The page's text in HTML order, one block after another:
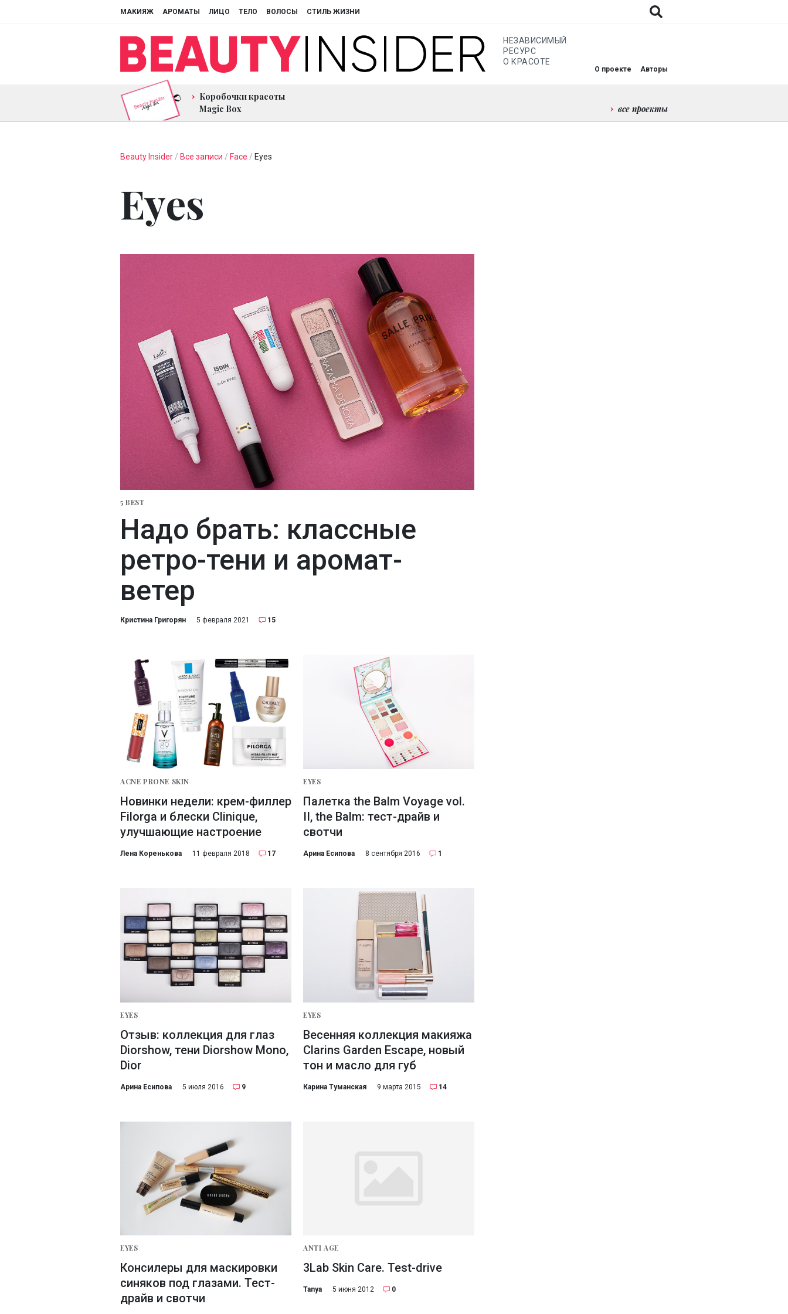
МАКИЯЖ АРОМАТЫ ЛИЦО ТЕЛО ВОЛОСЫ СТИЛЬ ЖИЗНИ
НЕЗАВИСИМЫЙ
РЕСУРС
О КРАСОТЕ
О проекте Авторы
Коробочки красоты
Magic Box
все проекты
Beauty Insider / Все записи / Face / Eyes
Eyes
5 BEST
Надо брать: классные
ретро-тени и аромат-
ветер
Кристина Григорян 5 февраля 2021 15
ACNE PRONE SKIN
Новинки недели: крем-филлер
Filorga и блески Clinique,
улучшающие настроение
Лена Коренькова 11 февраля 2018 17
EYES
Палетка the Balm Voyage vol.
II, the Balm: тест-драйв и
свотчи
Арина Есипова 8 сентября 2016 1
EYES
Отзыв: коллекция для глаз
Diorshow, тени Diorshow Mono,
Dior
Арина Есипова 5 июля 2016 9
EYES
Весенняя коллекция макияжа
Clarins Garden Escape, новый
тон и масло для губ
Карина Туманская 9 марта 2015 14
EYES
Консилеры для маскировки
синяков под глазами. Тест-
драйв и свотчи
ANTI AGE
3Lab Skin Care. Test-drive
Tanya 5 июня 2012 0